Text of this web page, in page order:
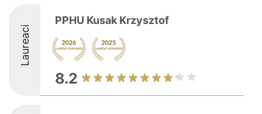
Laureaci
PPHU Kusak Krzysztof
8.2